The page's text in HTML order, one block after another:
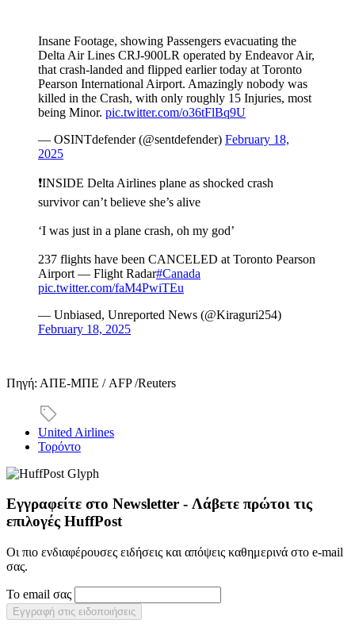
Insane Footage, showing Passengers evacuating the
Delta Air Lines CRJ-900LR operated by Endeavor Air,
that crash-landed and flipped earlier today at Toronto
Pearson International Airport. Amazingly nobody was
killed in the Crash, with only roughly 15 Injuries, most
being Minor. pic.twitter.com/o36tFlBq9U
— OSINTdefender (@sentdefender) February 18,
2025
❗️INSIDE Delta Airlines plane as shocked crash
survivor can’t believe she’s alive
‘I was just in a plane crash, oh my god’
237 flights have been CANCELED at Toronto Pearson
Airport — Flight Radar#Canada
pic.twitter.com/faM4PwiTEu
— Unbiased, Unreported News (@Kiraguri254)
February 18, 2025
Πηγή: ΑΠΕ-ΜΠΕ / AFP /Reuters
United Airlines
Τορόντο
Εγγραφείτε στο Newsletter - Λάβετε πρώτοι τις
επιλογές HuffPost
Οι πιο ενδιαφέρουσες ειδήσεις και απόψεις καθημερινά στο e-mail
σας.
Το email σας
Εγγραφή στις ειδοποιήσεις